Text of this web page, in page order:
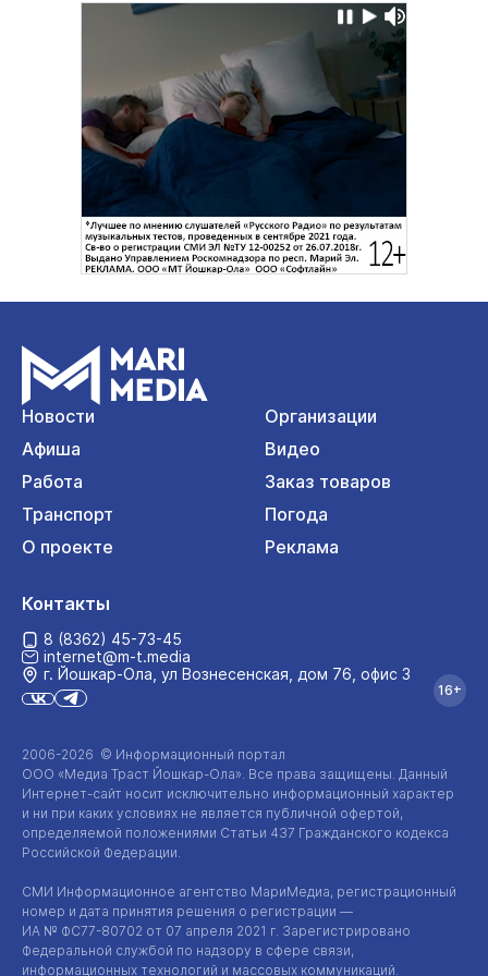
Новости
Организации
Афиша
Видео
Работа
Заказ товаров
Транспорт
Погода
О проекте
Реклама
2006-2026 © Информационный портал
ООО «Медиа Траст Йошкар-Ола». Все права защищены. Данный
Интернет-сайт носит исключительно информационный характер
и ни при каких условиях не является публичной офертой,
определяемой положениями Статьи 437 Гражданского кодекса
Российской Федерации.
СМИ Информационное агентство МариМедиа, регистрационный
номер и дата принятия решения о регистрации —
ИА № ФС77-80702 от 07 апреля 2021 г. Зарегистрировано
Федеральной службой по надзору в сфере связи,
информационных технологий и массовых коммуникаций.
Контакты
8 (8362) 45-73-45
internet@m-t.media
г. Йошкар‑Ола, ул Вознесенская, дом 76, офис 3
16+